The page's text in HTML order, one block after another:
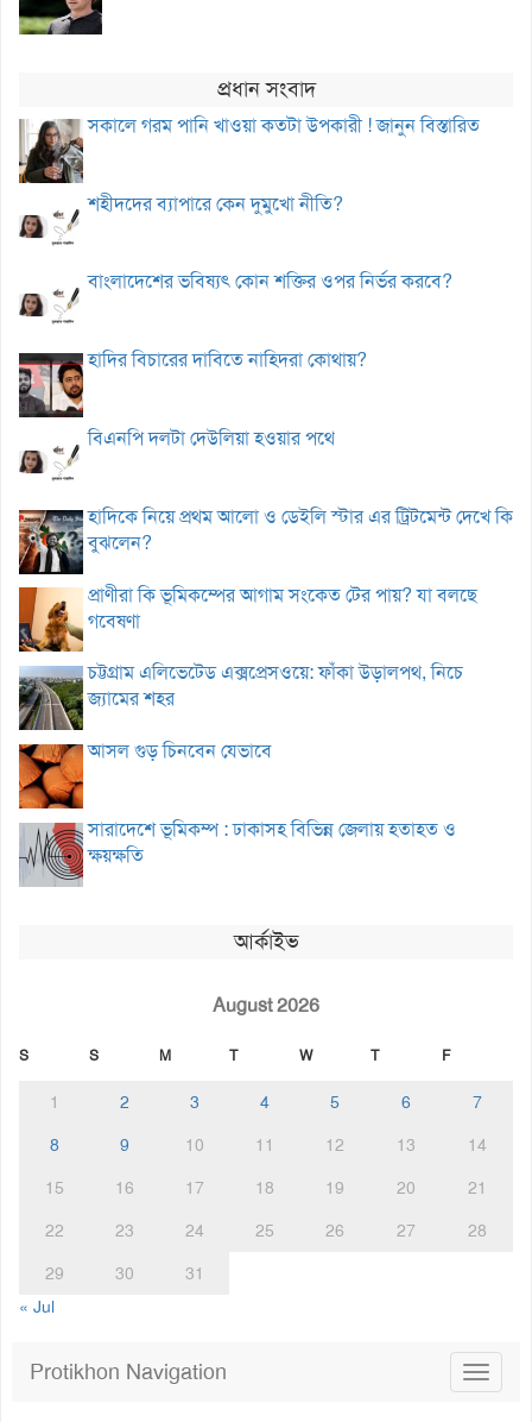
প্রধান সংবাদ
সকালে গরম পানি খাওয়া কতটা উপকারী ! জানুন বিস্তারিত
শহীদদের ব্যাপারে কেন দুমুখো নীতি?
বাংলাদেশের ভবিষ্যৎ কোন শক্তির ওপর নির্ভর করবে?
হাদির বিচারের দাবিতে নাহিদরা কোথায়?
বিএনপি দলটা দেউলিয়া হওয়ার পথে
হাদিকে নিয়ে প্রথম আলো ও ডেইলি স্টার এর ট্রিটমেন্ট দেখে কি
বুঝলেন?
প্রাণীরা কি ভূমিকম্পের আগাম সংকেত টের পায়? যা বলছে
গবেষণা
চট্টগ্রাম এলিভেটেড এক্সপ্রেসওয়ে: ফাঁকা উড়ালপথ, নিচে
জ্যামের শহর
আসল গুড় চিনবেন যেভাবে
সারাদেশে ভূমিকম্প : ঢাকাসহ বিভিন্ন জেলায় হতাহত ও
ক্ষয়ক্ষতি
আর্কাইভ
August 2026
S S M T W T F
1 2 3 4 5 6
7
8
9 10 11 12 13
14
15
16 17 18 19 20
21
22
23 24 25 26 27
28
29
30
31
« Jul
Toggle
Protikhon Navigation